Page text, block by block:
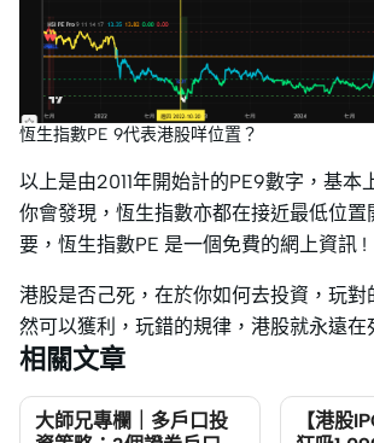
恆生指數PE 9代表港股咩位置？
以上是由2011年開始計的PE9數字，基本
你會發現，恆生指數亦都在接近最低位置
要，恆生指數PE 是一個免費的網上資訊 !
港股是否己死，在於你如何去投資，玩對
然可以獲利，玩錯的規律，港股就永遠在
相關文章
大師兄專欄｜多戶口投
【港股